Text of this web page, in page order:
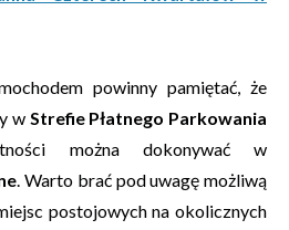
powinny pamiętać, że
w Strefie Płatnego Parkowania
można dokonywać w
. Warto brać pod uwagę możliwą
postojowych na okolicznych